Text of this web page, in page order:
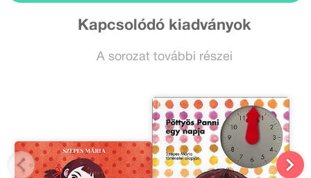
Kapcsolódó kiadványok
A sorozat további részei